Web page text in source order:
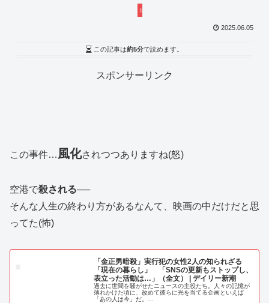
出ていけ チョンガー＆支那人
2025.06.05
この記事は約5分で読めます。
スポンサーリンク
この事件… 風化されつつありますね(怒)
空港で殺される──
そんな人生の終わり方があるなんて、映画の中だけだと思
ってた(怖)
「金正男暗殺」実行犯の女性2人の知られざる
「現在の暮らし」 「SNSの更新もストップし、
表立った活動は…」（全文） | デイリー新潮
過去に世間を騒がせたニュースの主役たち。人々の記憶が
薄れかけた頃に、改めて彼らに光を当てる企画といえば
「あの人は今」だ。…